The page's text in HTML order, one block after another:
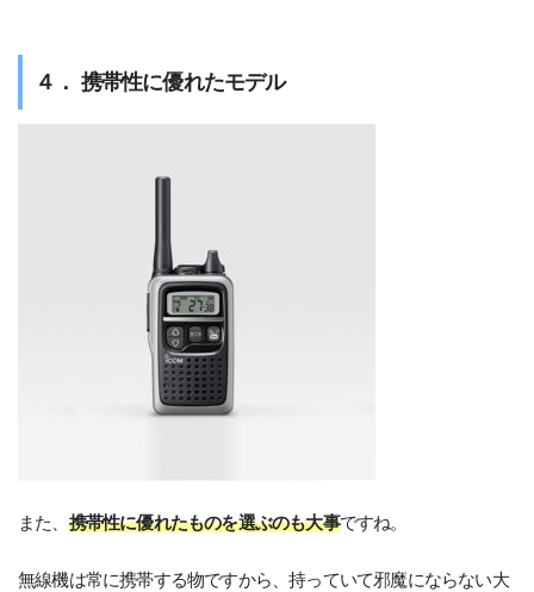
４． 携帯性に優れたモデル
また、 携帯性に優れたものを選ぶのも大事ですね。
無線機は常に携帯する物ですから、持っていて邪魔にならない大